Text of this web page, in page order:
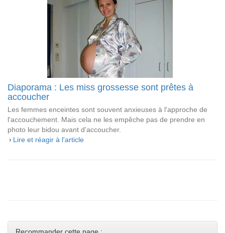
Diaporama : Les miss grossesse sont prêtes à
accoucher
Les femmes enceintes sont souvent anxieuses à l'approche de
l'accouchement. Mais cela ne les empêche pas de prendre en
photo leur bidou avant d'accoucher.
Lire et réagir à l'article